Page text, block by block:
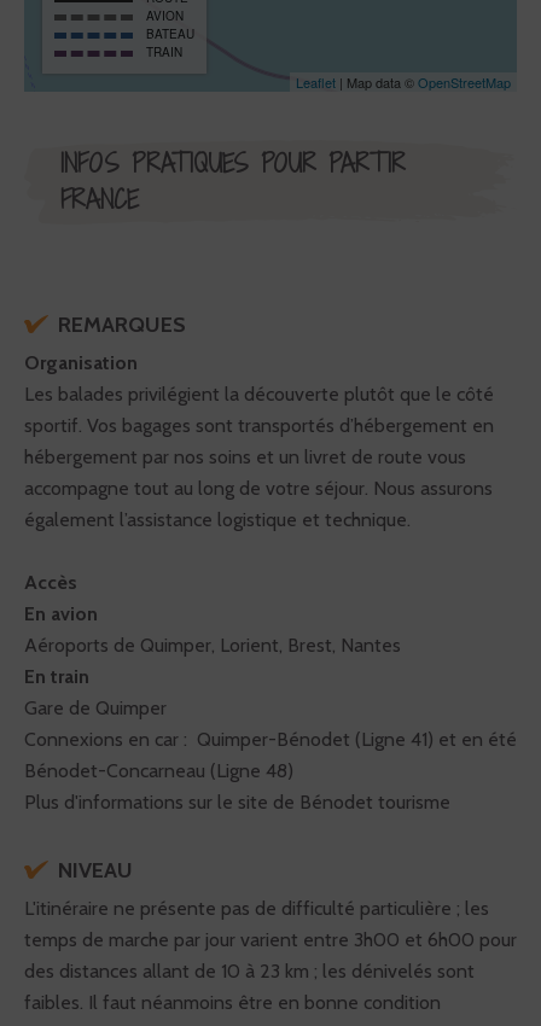
AVION
BATEAU
TRAIN
Leaflet | Map data ©OpenStreetMap
INFOS PRATIQUES POUR PARTIR
FRANCE
REMARQUES
Organisation
Les balades privilégient la découverte plutôt que le côté
sportif. Vos bagages sont transportés d’hébergement en
hébergement par nos soins et un livret de route vous
accompagne tout au long de votre séjour. Nous assurons
également l’assistance logistique et technique.
Accès
En avion
Aéroports de Quimper, Lorient, Brest, Nantes
En train
Gare de Quimper
Connexions en car : Quimper-Bénodet (Ligne 41) et en été
Bénodet-Concarneau (Ligne 48)
Plus d'informations sur le site de Bénodet tourisme
NIVEAU
L'itinéraire ne présente pas de difficulté particulière ; les
temps de marche par jour varient entre 3h00 et 6h00 pour
des distances allant de 10 à 23 km ; les dénivelés sont
faibles. Il faut néanmoins être en bonne condition